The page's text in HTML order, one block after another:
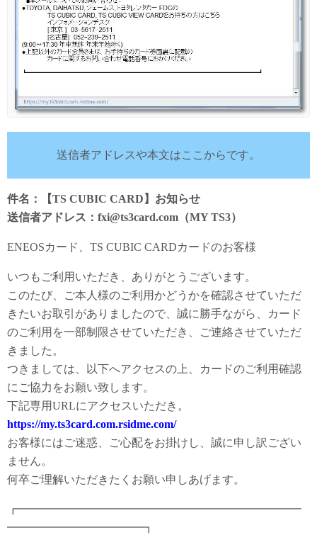
送信者アドレスや本文はここからです。
件名：【TS CUBIC CARD】お知らせ
送信者アドレス：fxi@ts3card.com（MY TS3）
ENEOSカード、TS CUBIC CARDカードのお客様
いつもご利用いただき、ありがとうございます。
このたび、ご本人様のご利用かどうかを確認させていただ
きたいお取引がありましたので、誠に勝手ながら、カード
のご利用を一部制限させていただき、ご連絡させていただ
きました。
つきましては、以下へアクセスの上、カードのご利用確認
にご協力をお願い致します。
下記専用URLにアクセスいただき。
https://my.ts3card.com.rsidme.com/
お客様にはご迷惑、ご心配をお掛けし、誠に申し訳ござい
ません。
何卒ご理解いただきたくお願い申しあげます。
┏━━━━━━━━━━━━━━━━━━━━━━━━━
━━━━━━━━━━━━┓